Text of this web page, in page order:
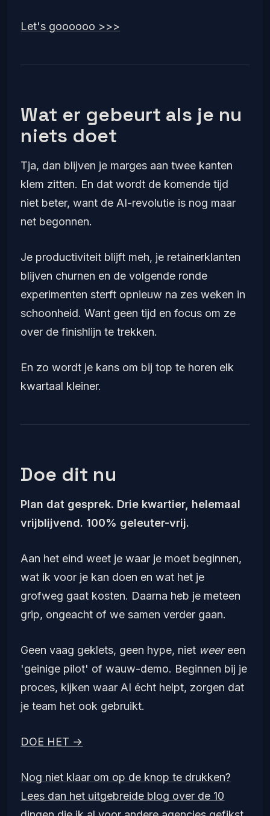
Let's goooooo >>>
Wat er gebeurt als je nu
niets doet
Tja, dan blijven je marges aan twee kanten
klem zitten. En dat wordt de komende tijd
niet beter, want de AI-revolutie is nog maar
net begonnen.
Je productiviteit blijft meh, je retainerklanten
blijven churnen en de volgende ronde
experimenten sterft opnieuw na zes weken in
schoonheid. Want geen tijd en focus om ze
over de finishlijn te trekken.
En zo wordt je kans om bij top te horen elk
kwartaal kleiner.
Doe dit nu
Plan dat gesprek. Drie kwartier, helemaal
vrijblijvend. 100% geleuter-vrij.
Aan het eind weet je waar je moet beginnen,
wat ik voor je kan doen en wat het je
grofweg gaat kosten. Daarna heb je meteen
grip, ongeacht of we samen verder gaan.
Geen vaag geklets, geen hype, niet weereen
'geinige pilot' of wauw-demo. Beginnen bij je
proces, kijken waar AI écht helpt, zorgen dat
je team het ook gebruikt.
DOE HET →
Nog niet klaar om op de knop te drukken?
Lees dan het uitgebreide blog over de 10